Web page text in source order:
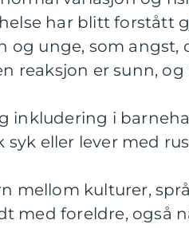
har blitt forstått
og unge, som
reaksjon er sunn,
inkludering i
syk eller lever med
mellom kulturer,
med foreldre, også